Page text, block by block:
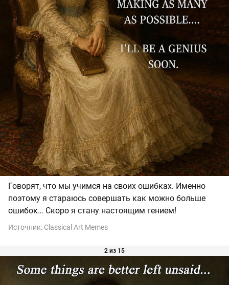
Говорят, что мы учимся на своих ошибках. Именно
поэтому я стараюсь совершать как можно больше
ошибок… Скоро я стану настоящим гением!
Источник: Classical Art Memes
2 из 15